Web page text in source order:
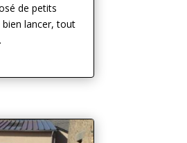
de petits
lancer, tout